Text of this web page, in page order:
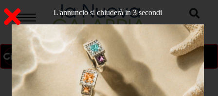
ON AIR
L'annuncio si chiuderà in 2 secondi